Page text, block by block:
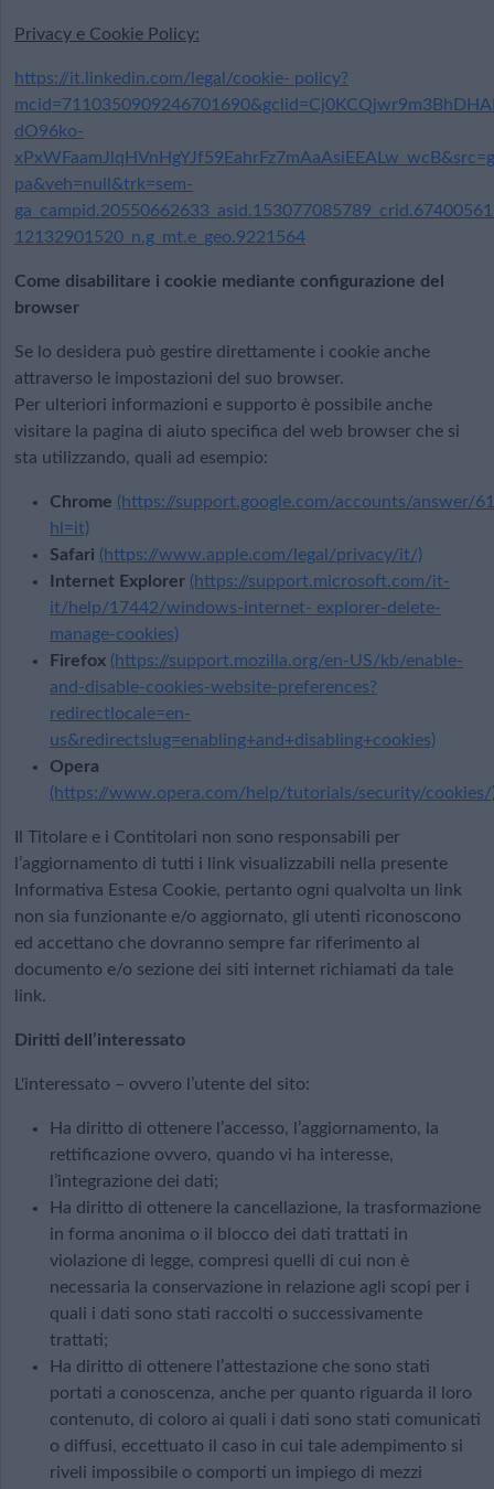
Privacy e Cookie Policy:
https://it.linkedin.com/legal/cookie- policy?
dO96ko-
pa&veh=null&trk=sem-
12132901520_n.g_mt.e_geo.9221564
Come disabilitare i cookie mediante configurazione del
browser
Se lo desidera può gestire direttamente i cookie anche
attraverso le impostazioni del suo browser.
Per ulteriori informazioni e supporto è possibile anche
visitare la pagina di aiuto specifica del web browser che si
sta utilizzando, quali ad esempio:
Chrome (https://support.google.com/accounts/answer/
hl=it)
Safari (https://www.apple.com/legal/privacy/it/)
Internet Explorer (https://support.microsoft.com/it-
it/help/17442/windows-internet- explorer-delete-
manage-cookies)
Firefox (https://support.mozilla.org/en-US/kb/enable-
and-disable-cookies-website-preferences?
redirectlocale=en-
us&redirectslug=enabling+and+disabling+cookies)
Opera
(https://www.opera.com/help/tutorials/security/cookies/
Il Titolare e i Contitolari non sono responsabili per
l’aggiornamento di tutti i link visualizzabili nella presente
Informativa Estesa Cookie, pertanto ogni qualvolta un link
non sia funzionante e/o aggiornato, gli utenti riconoscono
ed accettano che dovranno sempre far riferimento al
documento e/o sezione dei siti internet richiamati da tale
link.
Diritti dell’interessato
L'interessato – ovvero l’utente del sito:
Ha diritto di ottenere l’accesso, l’aggiornamento, la
rettificazione ovvero, quando vi ha interesse,
l’integrazione dei dati;
Ha diritto di ottenere la cancellazione, la trasformazione
in forma anonima o il blocco dei dati trattati in
violazione di legge, compresi quelli di cui non è
necessaria la conservazione in relazione agli scopi per i
quali i dati sono stati raccolti o successivamente
trattati;
Ha diritto di ottenere l’attestazione che sono stati
portati a conoscenza, anche per quanto riguarda il loro
contenuto, di coloro ai quali i dati sono stati comunicati
o diffusi, eccettuato il caso in cui tale adempimento si
riveli impossibile o comporti un impiego di mezzi